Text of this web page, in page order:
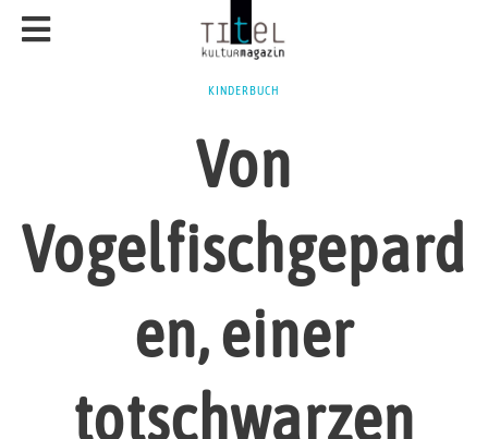
KINDERBUCH
Von
Vogelfischgepard
en, einer
totschwarzen